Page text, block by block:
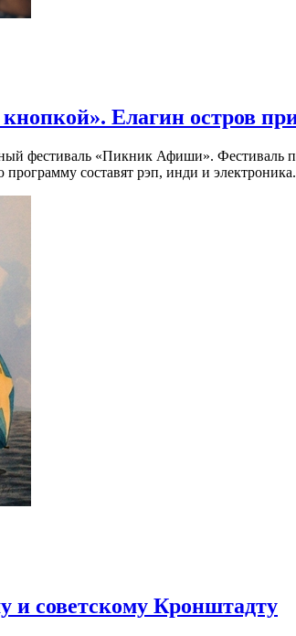
Елагин остров
фестиваль «Пикник Афиши». Фестиваль
составят рэп, инди и
и советскому Кронштадту